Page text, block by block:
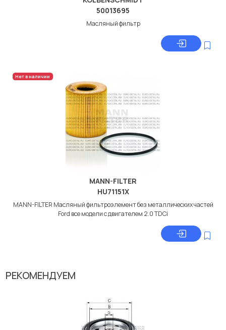
50013695
Масляный фильтр
Нет в наличии
MANN-FILTER
HU71151X
MANN-FILTER Масляный фильтроэлемент без металлических частей
Ford все модели с двигателем 2.0 TDCi
РЕКОМЕНДУЕМ